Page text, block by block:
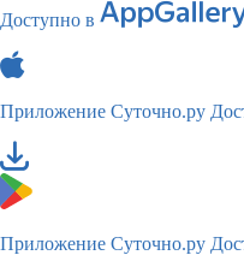
Доступно в
Приложение Суточно.ру
Приложение Суточно.ру